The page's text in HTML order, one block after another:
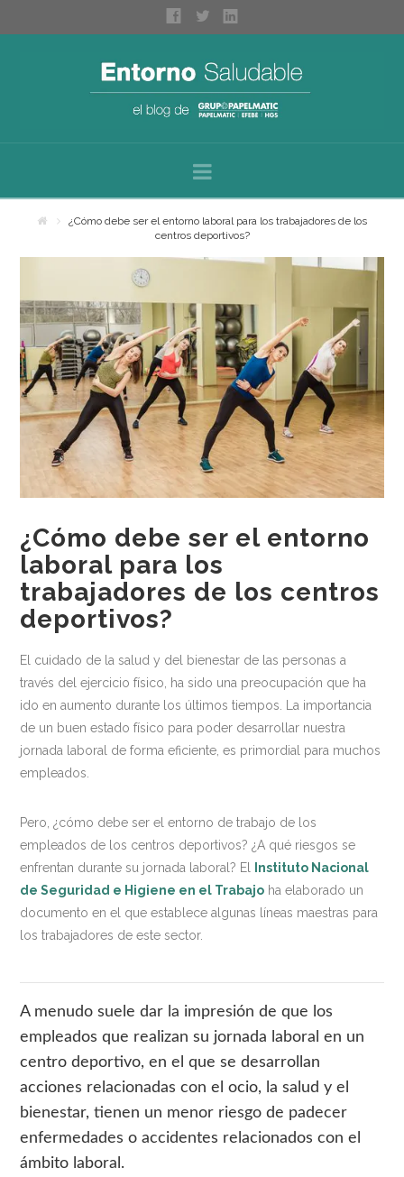
Navigation
Inicio
Espacios saludables
Bienestar personal
Higiene profesional
Medio ambiente
Recomendaciones
Centros Deportivos
Centros sanitarios
Escuelas
Industria Alimentaria
Oficinas
Residencias
Newsletter
Contacto
¿Cómo debe ser el entorno laboral para los trabajadores de los
centros deportivos?
¿Cómo debe ser el entorno
laboral para los
trabajadores de los centros
deportivos?
El cuidado de la salud y del bienestar de las personas a
través del ejercicio físico, ha sido una preocupación que ha
ido en aumento durante los últimos tiempos. La importancia
de un buen estado físico para poder desarrollar nuestra
jornada laboral de forma eficiente, es primordial para muchos
empleados.
Pero, ¿cómo debe ser el entorno de trabajo de los
empleados de los centros deportivos? ¿A qué riesgos se
enfrentan durante su jornada laboral? El
Instituto Nacional
de Seguridad e Higiene en el Trabajo ha elaborado un
documento en el que establece algunas líneas maestras para
los trabajadores de este sector.
A menudo suele dar la impresión de que los
empleados que realizan su jornada laboral en un
centro deportivo, en el que se desarrollan
acciones relacionadas con el ocio, la salud y el
bienestar, tienen un menor riesgo de padecer
enfermedades o accidentes relacionados con el
ámbito laboral.